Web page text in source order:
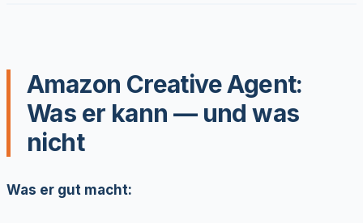
Amazon Creative Agent:
Was er kann — und was
nicht
Was er gut macht: